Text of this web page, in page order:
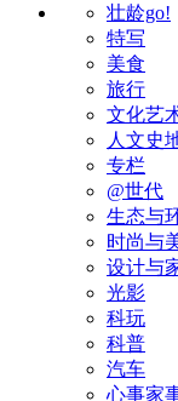
壮龄go!
特写
美食
旅行
文化艺
人文史
专栏
@世代
生态与
时尚与
设计与
光影
科玩
科普
汽车
心事家